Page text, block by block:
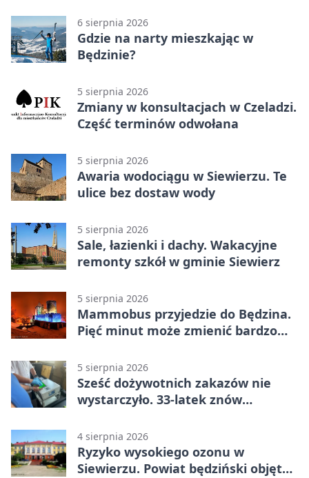
6 sierpnia 2026
Gdzie na narty mieszkając w
Będzinie?
5 sierpnia 2026
Zmiany w konsultacjach w Czeladzi.
Część terminów odwołana
5 sierpnia 2026
Awaria wodociągu w Siewierzu. Te
ulice bez dostaw wody
5 sierpnia 2026
Sale, łazienki i dachy. Wakacyjne
remonty szkół w gminie Siewierz
5 sierpnia 2026
Mammobus przyjedzie do Będzina.
Pięć minut może zmienić bardzo
5 sierpnia 2026
Sześć dożywotnich zakazów nie
wystarczyło. 33-latek znów
4 sierpnia 2026
Ryzyko wysokiego ozonu w
Siewierzu. Powiat będziński objęty